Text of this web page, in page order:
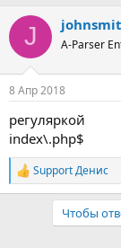
J A-Parser
8 Апр 2018
регуляркой
index\.php$
Р
е
Support Денис
Чтобы